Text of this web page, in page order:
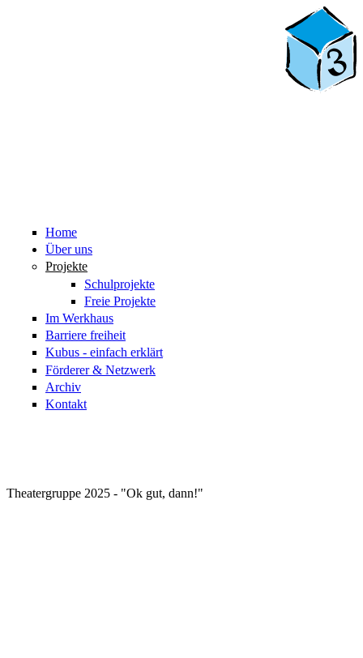
Home
Über uns
Projekte
Schulprojekte
Freie Projekte
Im Werkhaus
Barriere freiheit
Kubus - einfach erklärt
Förderer & Netzwerk
Archiv
Kontakt
Theatergruppe 2025 - "Ok gut, dann!"